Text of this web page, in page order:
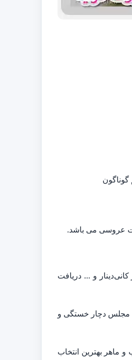
عروسی می باشد.
و … دریافت
مجلس دچار خستگی و
ماهر بهترین انتخاب